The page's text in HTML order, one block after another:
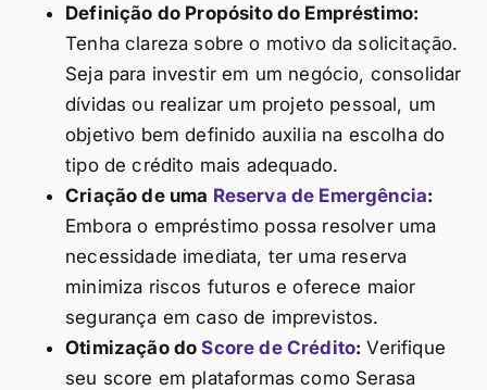
Definição do Propósito do Empréstimo:
Tenha clareza sobre o motivo da solicitação.
Seja para investir em um negócio, consolidar
dívidas ou realizar um projeto pessoal, um
objetivo bem definido auxilia na escolha do
tipo de crédito mais adequado.
Criação de uma Reserva de Emergência:
Embora o empréstimo possa resolver uma
necessidade imediata, ter uma reserva
minimiza riscos futuros e oferece maior
segurança em caso de imprevistos.
Otimização doScore de Crédito: Verifique
seu score em plataformas como Serasa